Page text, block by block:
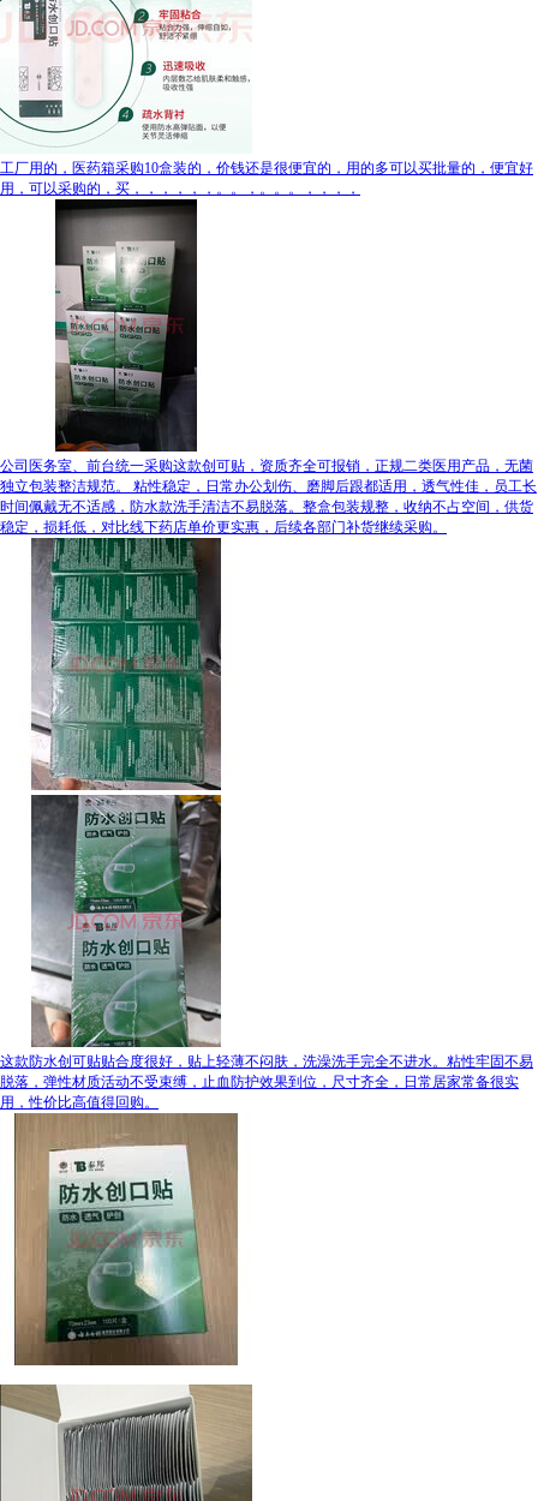
工厂用的，医药箱采购10盒装的，价钱还是很便宜的，用的多可以买批量的，便宜好
用，可以采购的，买，，，，，，。。，。。。，，，，
公司医务室、前台统一采购这款创可贴，资质齐全可报销，正规二类医用产品，无菌
独立包装整洁规范。 粘性稳定，日常办公划伤、磨脚后跟都适用，透气性佳，员工长
时间佩戴无不适感，防水款洗手清洁不易脱落。整盒包装规整，收纳不占空间，供货
稳定，损耗低，对比线下药店单价更实惠，后续各部门补货继续采购。
这款防水创可贴贴合度很好，贴上轻薄不闷肤，洗澡洗手完全不进水。粘性牢固不易
脱落，弹性材质活动不受束缚，止血防护效果到位，尺寸齐全，日常居家常备很实
用，性价比高值得回购。